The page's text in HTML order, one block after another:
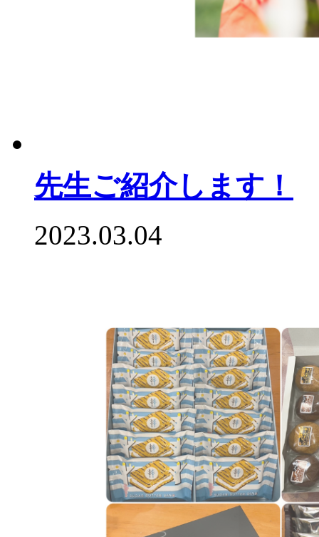
先生ご紹介します！
2023.03.04